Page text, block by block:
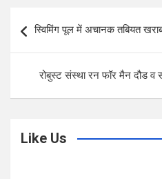
b
o
o
k
er
A
p
p
navigation
स्विमिंग पूल में अचानक तबियत
रोबुस्ट संस्था रन फॉर मैन दौड व
Like Us